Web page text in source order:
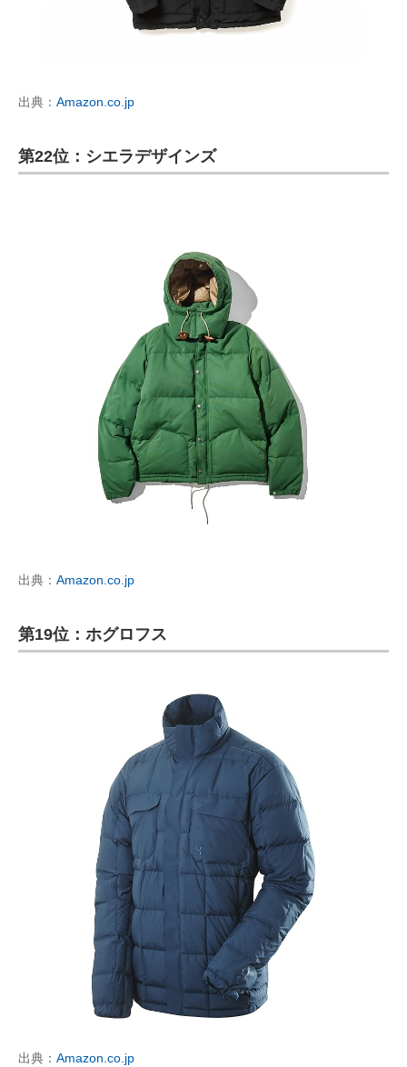
出典： Amazon.co.jp
第22位：シエラデザインズ
出典： Amazon.co.jp
第19位：ホグロフス
出典： Amazon.co.jp